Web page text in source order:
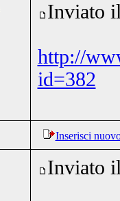
Inviato
http://
id=382
Inserisci
Inviato